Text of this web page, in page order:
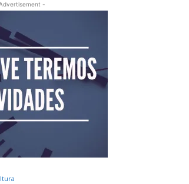
-